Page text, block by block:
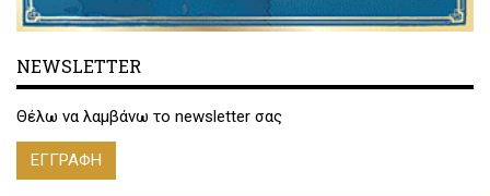
NEWSLETTER
Θέλω να λαμβάνω το newsletter σας
ΕΓΓΡΑΦΗ